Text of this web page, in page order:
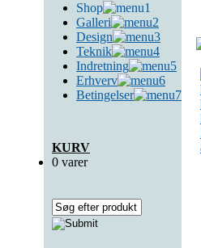
Shop
Galleri
Design
Teknik
Indretning
Erhverv
Betingelser
KURV
0 varer